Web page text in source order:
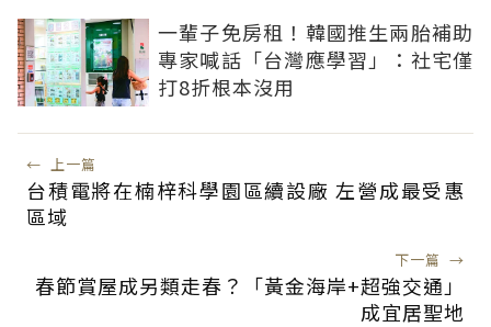
一輩子免房租！韓國推生兩胎補助
專家喊話「台灣應學習」：社宅僅
打8折根本沒用
← 上一篇
台積電將在楠梓科學園區續設廠 左營成最受惠
區域
下一篇 →
春節賞屋成另類走春？「黃金海岸+超強交通」
成宜居聖地